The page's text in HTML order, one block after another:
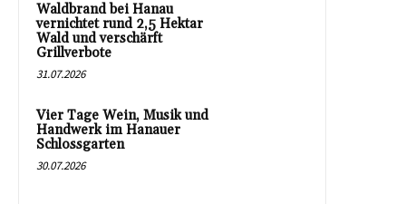
Waldbrand bei Hanau
vernichtet rund 2,5 Hektar
Wald und verschärft
Grillverbote
31.07.2026
Vier Tage Wein, Musik und
Handwerk im Hanauer
Schlossgarten
30.07.2026